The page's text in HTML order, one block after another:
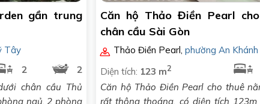
gần trung
Tây
2
2
chân cầu Thủ
ngủ, 2 phòng
Căn hộ Thảo Điền Pearl
chân cầu Sài Gòn
Thảo Điền Pearl, phường An Khánh
Diện tích: 123 m2
Căn hộ Thảo Điền Pearl cho thuê
rất thông thoáng, có diện tích